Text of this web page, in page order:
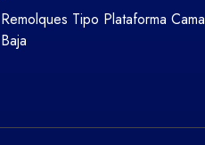
Remolques Tipo Plataforma Cama
Baja